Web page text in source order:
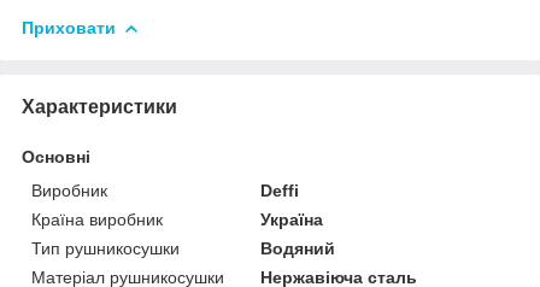
Приховати
Характеристики
Основні
Виробник
Deffi
Країна виробник
Україна
Тип рушникосушки
Водяний
Матеріал рушникосушки
Нержавіюча сталь